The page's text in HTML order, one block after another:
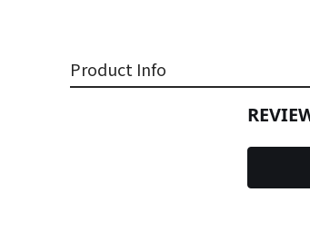
Product Info